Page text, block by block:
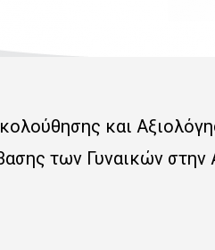
και
των Γυναικών